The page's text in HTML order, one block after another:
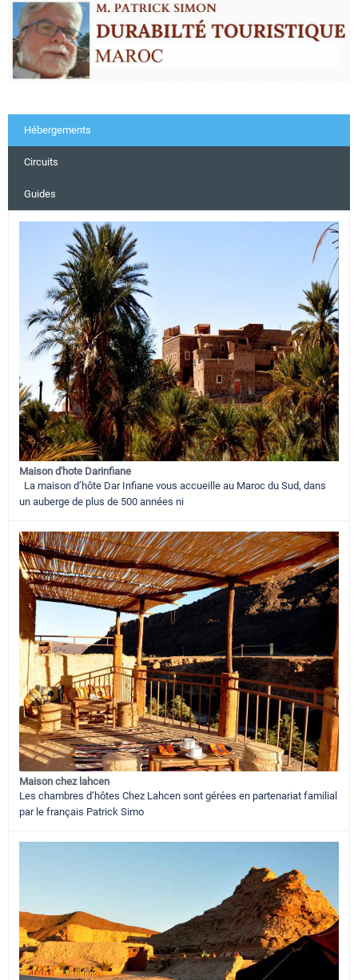
Hébergements
Circuits
Guides
Maison d'hote Darinfiane
La maison d’hôte Dar Infiane vous accueille au Maroc du Sud, dans
un auberge de plus de 500 années ni
Maison chez lahcen
Les chambres d’hôtes Chez Lahcen sont gérées en partenariat familial
par le français Patrick Simo